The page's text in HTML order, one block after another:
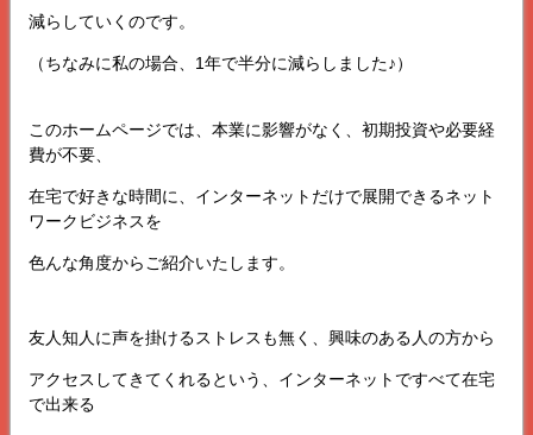
減らしていくのです。
（ちなみに私の場合、1年で半分に減らしました♪）
このホームページでは、本業に影響がなく、初期投資や必要経
費が不要、
在宅で好きな時間に、インターネットだけで展開できるネット
ワークビジネスを
色んな角度からご紹介いたします。
友人知人に声を掛けるストレスも無く、興味のある人の方から
アクセスしてきてくれるという、インターネットですべて在宅
で出来る